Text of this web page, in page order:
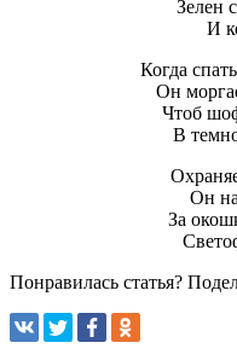
Зелен
И
Когда
Он
Чтоб
В
Он
За
Понравилась статья?